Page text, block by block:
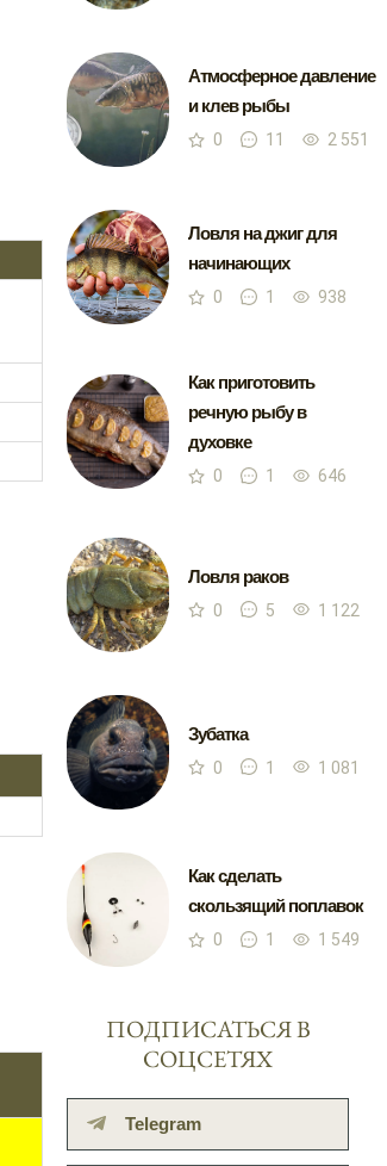
Атмосферное давление
и клев рыбы
0 11 2 551
Ловля на джиг для
начинающих
0 1 938
Как приготовить
речную рыбу в
духовке
0 1 646
Ловля раков
0 5 1 122
Зубатка
0 1 1 081
Как сделать
скользящий поплавок
0 1 1 549
ПОДПИСАТЬСЯ В
СОЦСЕТЯХ
Telegram